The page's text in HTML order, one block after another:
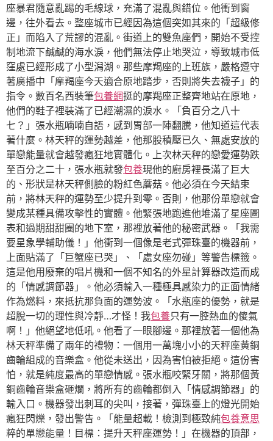
座暴君隨意亂踢的毛線球，充滿了混亂與錯位。他衝到窗
邊，往外看去。整座城市已經因為這個突如其來的「超級修
正」而陷入了荒謬的混亂。街道上的雙魚座們，開始不受控
制地流下鹹鹹的海水淚，他們無法停止地哭泣，導致城市低
窪處已經形成了小型潟湖。那些摩羯座的上班族，嚴格遵守
著廣播中「摩羯座今天適合原地踏步，否則將失去襪子」的
指令。數百名西裝筆包養網挺的摩羯座正整齊地站在原地，
他們的鞋子裡裝滿了已經潮濕的淚水。「負百分之八十
七？」張水瓶喃喃自語，感到胃部一陣翻騰，他知道這代表
著什麼。林天秤的運勢越差，他那股積壓已久、無處安放的
單戀能量就會越發瘋狂地實體化。上次林天秤的戀愛運勢跌
至百分之二十，張水瓶就發包養現他的廚房裡長滿了巨大
的、形狀是林天秤側臉的粉紅色蘑菇。他必須在今天結束
前，將林天秤的運勢至少提升到零。否則，他那份單戀就會
變成某種具備攻擊性的實體。他緊張地跑進他堆滿了星座圖
表和過期甜甜圈的地下室，那裡放著他的秘密武器。「我需
要星象學輔助儀！」他衝到一個像是老式彈珠臺的機器前，
上面貼滿了「巨蟹座已哭」、「處女座勿碰」等警告標籤。
這是他用廢棄的唱片機和一個不知名的外星計算器改造而成
的「情感調節器」。他必須輸入一種極具感染力的正面情緒
作為燃料，來抵抗那負面的運勢波。「水瓶座的優勢，就是
超脫一切的理性與冷靜…才怪！我包養只有一腔熱血的傻氣
啊！」他絕望地低吼。他看了一眼腳邊。那裡放著一個他為
林天秤準備了兩年的禮物：一個用一萬塊小小的天秤座黃銅
齒輪組成的音樂盒。他從未送出，因為害怕被拒絕。這份害
怕，就是純度最高的單戀情感。張水瓶咬緊牙關，將那個黃
銅齒輪音樂盒砸爛，將所有的齒輪都倒入「情感調節器」的
輸入口。機器發出刺耳的尖叫，接著，彈珠臺上的燈光開始
瘋狂閃爍，發出警告。「能量超載！檢測到極致純包養意思
粹的單戀能量！目標：提升天秤座運勢！」在機器的頂部，